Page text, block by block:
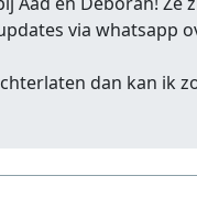
via whatsapp
dan kan ik